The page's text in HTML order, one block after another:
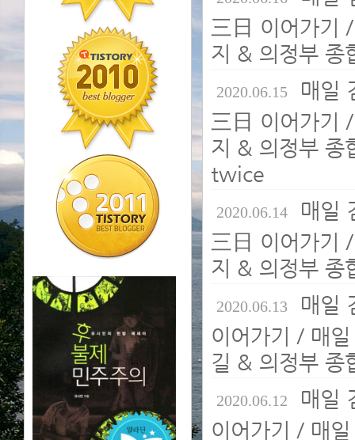
三日 이어가기
지 & 의정부 종
2020.06.15 매일
三日 이어가기
지 & 의정부 종
twice
2020.06.14 매일
三日 이어가기
지 & 의정부 종
2020.06.13 매일
이어가기 / 매
길 & 의정부 종
2020.06.12 매일
이어가기 / 매